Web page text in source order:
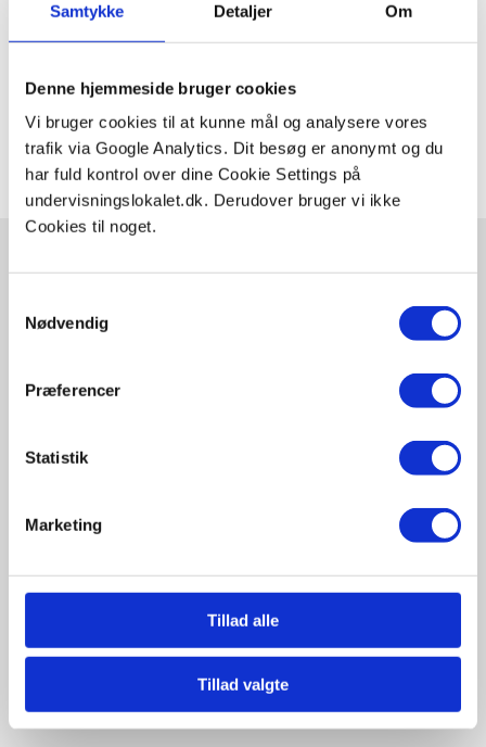
Samtykke Detaljer Om
Denne hjemmeside bruger cookies
Vi bruger cookies til at kunne mål og analysere vores
trafik via Google Analytics. Dit besøg er anonymt og du
har fuld kontrol over dine Cookie Settings på
undervisningslokalet.dk. Derudover bruger vi ikke
Cookies til noget.
Nødvendig
Præferencer
Statistik
Marketing
Tillad alle
Tillad valgte
Claus Gudum Faaborg
januar 14, 2025
Relaterede videoer og guides
Økosystem og biotiske / abiotiske
Nettoprimærproduktion og
bruttoproduktion
Vandets- kredsløb og
balanceligning